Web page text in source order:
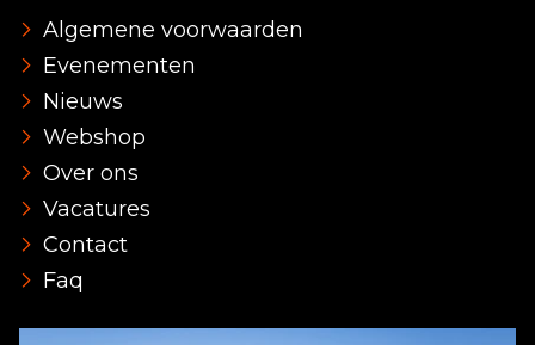
Algemene voorwaarden
Evenementen
Nieuws
Webshop
Over ons
Vacatures
Contact
Faq